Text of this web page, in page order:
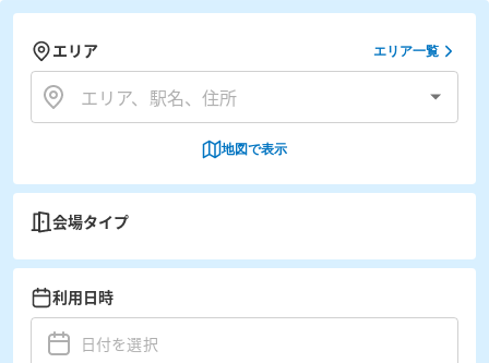
エリア エリア一覧
地図で表示
会場タイプ
利用日時